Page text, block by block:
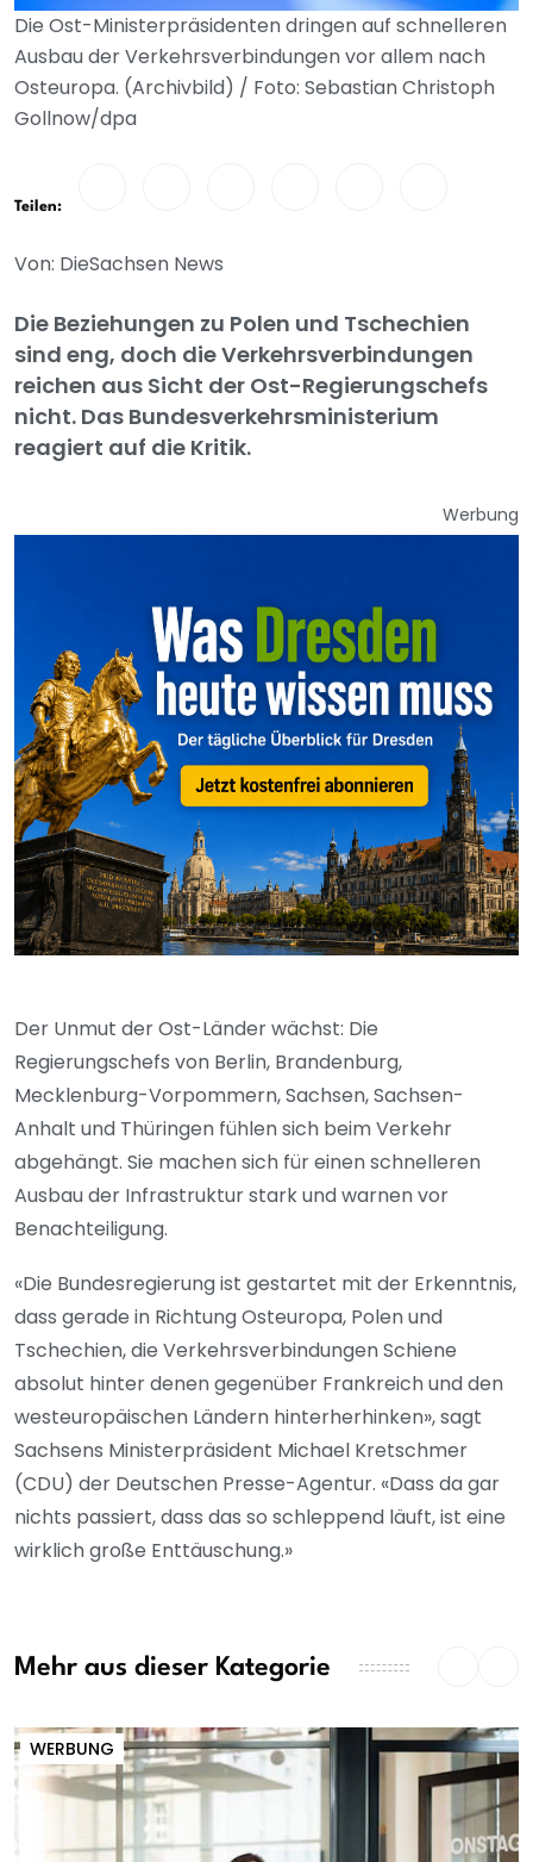
Die Ost-Ministerpräsidenten dringen auf schnelleren
Ausbau der Verkehrsverbindungen vor allem nach
Osteuropa. (Archivbild) / Foto: Sebastian Christoph
Gollnow/dpa
Teilen:
Von: DieSachsen News
Die Beziehungen zu Polen und Tschechien
sind eng, doch die Verkehrsverbindungen
reichen aus Sicht der Ost-Regierungschefs
nicht. Das Bundesverkehrsministerium
reagiert auf die Kritik.
Werbung
Der Unmut der Ost-Länder wächst: Die
Regierungschefs von Berlin, Brandenburg,
Mecklenburg-Vorpommern, Sachsen, Sachsen-
Anhalt und Thüringen fühlen sich beim Verkehr
abgehängt. Sie machen sich für einen schnelleren
Ausbau der Infrastruktur stark und warnen vor
Benachteiligung.
«Die Bundesregierung ist gestartet mit der Erkenntnis,
dass gerade in Richtung Osteuropa, Polen und
Tschechien, die Verkehrsverbindungen Schiene
absolut hinter denen gegenüber Frankreich und den
westeuropäischen Ländern hinterherhinken», sagt
Sachsens Ministerpräsident Michael Kretschmer
(CDU) der Deutschen Presse-Agentur. «Dass da gar
nichts passiert, dass das so schleppend läuft, ist eine
wirklich große Enttäuschung.»
Mehr aus dieser Kategorie
WERBUNG